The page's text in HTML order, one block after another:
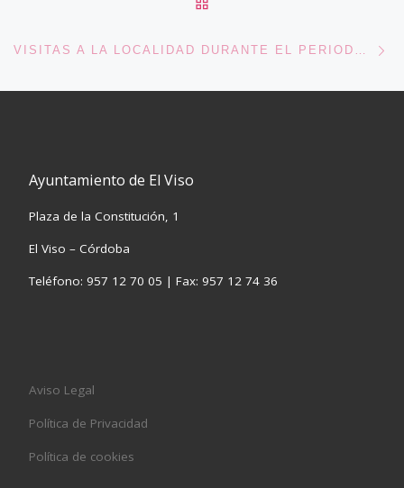
Ayuntamiento de El Viso
Plaza de la Constitución, 1
El Viso – Córdoba
Teléfono: 957 12 70 05 | Fax: 957 12 74 36
Aviso Legal
Política de Privacidad
Política de cookies